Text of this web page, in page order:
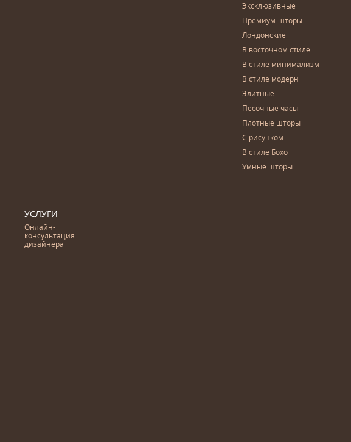
УСЛУГИ
Онлайн-
консультация
дизайнера
Эксклюзивные
Премиум-шторы
Лондонские
В восточном стиле
В стиле минимализм
В стиле модерн
Элитные
Песочные часы
Плотные шторы
С рисунком
В стиле Бохо
Умные шторы